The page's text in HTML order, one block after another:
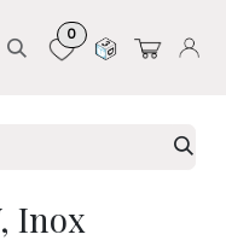
0
Inox